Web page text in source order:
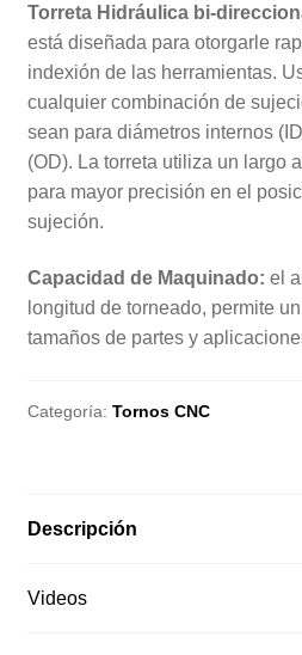
Torreta Hidráulica bi-
está diseñada para otorgarle
indexión de las herramientas.
cualquier combinación de
sean para diámetros internos
(OD). La torreta utiliza un largo
para mayor precisión en el
sujeción.
Capacidad de Maquinado: el
longitud de torneado, permite
tamaños de partes y
Categoría: Tornos CNC
Descripción
Videos